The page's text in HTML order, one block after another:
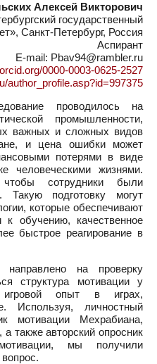
Алексей Викторович
государственный
Санкт-Петербург, Россия
Аспирант
E-mail: Pbav94@rambler.ru
0000-0003-0625-2527
author_profile.asp?id=997375
проводилось на
промышленности,
важных и сложных видов
и цена ошибки может
потерями в виде
человеческими жизнями.
сотрудники были
Такую подготовку могут
которые обеспечивают
к обучению, качественное
быстрое реагирование в
на проверку
структура мотивации у
опыт в играх,
Используя, личностный
мотивации Мехрабиана,
также авторский опросник
мы получили